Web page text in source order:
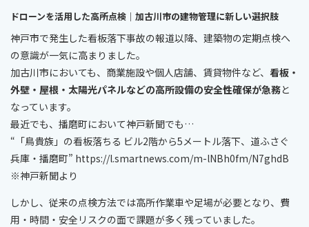
ドローンを活用した高所点検｜加古川市の建物管理に新しい選択肢
神戸市で発生した看板落下事故の報道以降、建築物の定期点検へ
の意識が一気に高まりました。
加古川市においても、商業施設や個人店舗、賃貸物件など、 看板・
外壁・屋根・太陽光パネルなどの高所設備の安全性確保が急務と
なっています。
最近でも、播磨町において神戸新聞でも…
“「鳥貴族」の看板落ちる ビル2階から5メートル落下、道ふさぐ
兵庫・播磨町” https://l.smartnews.com/m-lNBh0fm/N7ghdB
※神戸新聞より
しかし、従来の点検方法では高所作業車や足場が必要となり、費
用・時間・安全リスクの面で課題が多く残っていました。